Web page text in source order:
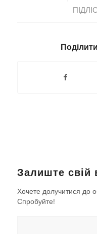
Залиште свій
Хочете долучитися до
Спробуйте!